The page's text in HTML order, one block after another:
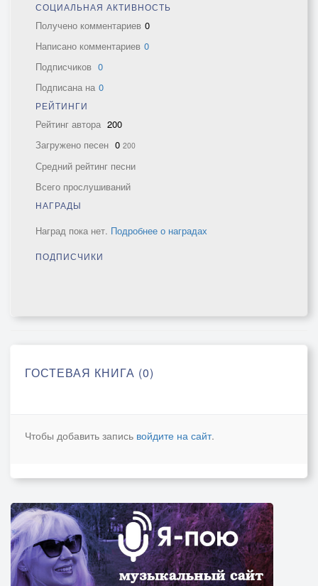
СОЦИАЛЬНАЯ АКТИВНОСТЬ
Получено комментариев 0
Написано комментариев 0
Подписчиков 0
Подписана на 0
РЕЙТИНГИ
Рейтинг автора 200
Загружено песен 0 200
Средний рейтинг песни
Всего прослушиваний
НАГРАДЫ
Наград пока нет. Подробнее о наградах
ПОДПИСЧИКИ
ГОСТЕВАЯ КНИГА (0)
Чтобы добавить запись войдите на сайт.